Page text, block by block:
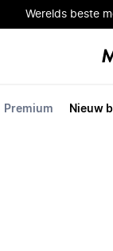
Werelds beste
Premium Nieuw